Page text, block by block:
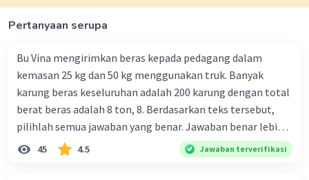
Kesimpulan:
timbal balik antara aneka macam gejala-gejala sosial.
Semoga penjelasan ini membantu Anda 🙂.
Beri Rating· 0.0(0 ) Balas
Pertanyaan serupa
Bu Vina mengirimkan beras kepada pedagang dalam
kemasan 25 kg dan 50 kg menggunakan truk. Banyak
karung beras keseluruhan adalah 200 karung dengan total
berat beras adalah 8 ton, 8. Berdasarkan teks tersebut,
pilihlah semua jawaban yang benar. Jawaban benar lebih
dari satu. Banyak karung beras kemasan 25 kg adalah 50
buah. Banyak karung beras kemasan 50 kg adalah 150
45 4.5 Jawaban terverifikasi